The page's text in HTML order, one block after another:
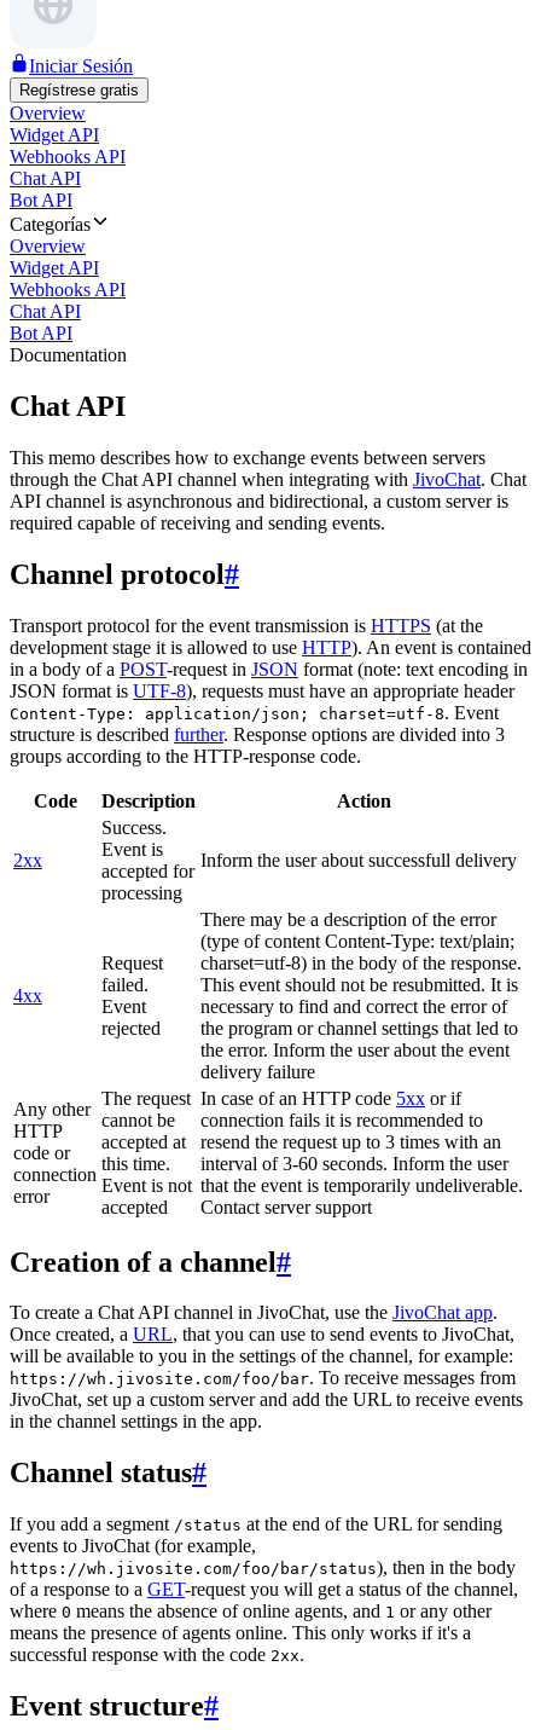
Iniciar Sesión
Regístrese gratis
Overview
Widget API
Webhooks API
Chat API
Bot API
Categorías
Overview
Widget API
Webhooks API
Chat API
Bot API
Documentation
Chat API
This memo describes how to exchange events between servers
through the Chat API channel when integrating with JivoChat. Chat
API channel is asynchronous and bidirectional, a custom server is
required capable of receiving and sending events.
Channel protocol#
Transport protocol for the event transmission is HTTPS (at the
development stage it is allowed to use HTTP). An event is contained
in a body of a POST-request in JSON format (note: text encoding in
JSON format is UTF-8), requests must have an appropriate header
Content-Type: application/json; charset=utf-8. Event
structure is described further. Response options are divided into 3
groups according to the HTTP-response code.
Code Description Action
2xx
Success.
Event is
accepted for
processing
Inform the user about successfull delivery
4xx
Request
failed.
Event
rejected
There may be a description of the error
(type of content Content-Type: text/plain;
charset=utf-8) in the body of the response.
This event should not be resubmitted. It is
necessary to find and correct the error of
the program or channel settings that led to
the error. Inform the user about the event
delivery failure
Any other
HTTP
code or
connection
error
The request
cannot be
accepted at
this time.
Event is not
accepted
In case of an HTTP code 5xx or if
connection fails it is recommended to
resend the request up to 3 times with an
interval of 3-60 seconds. Inform the user
that the event is temporarily undeliverable.
Contact server support
Creation of a channel#
To create a Chat API channel in JivoChat, use the JivoChat app.
Once created, a URL, that you can use to send events to JivoChat,
will be available to you in the settings of the channel, for example:
https://wh.jivosite.com/foo/bar. To receive messages from
JivoChat, set up a custom server and add the URL to receive events
in the channel settings in the app.
Channel status#
If you add a segment /status at the end of the URL for sending
events to JivoChat (for example,
https://wh.jivosite.com/foo/bar/status), then in the body
of a response to a GET-request you will get a status of the channel,
where 0 means the absence of online agents, and 1 or any other
means the presence of agents online. This only works if it's a
successful response with the code 2xx.
Event structure#